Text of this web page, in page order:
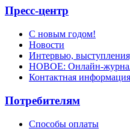
Пресс-центр
С новым годом!
Новости
Интервью,
НОВОЕ: Онлайн-
Контактная информация
Потребителям
Способы оплаты